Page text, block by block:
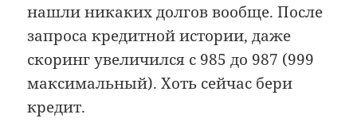
нашли никаких долгов вообще. После
запроса кредитной истории, даже
скоринг увеличился с 985 до 987 (999
максимальный). Хоть сейчас бери
кредит.